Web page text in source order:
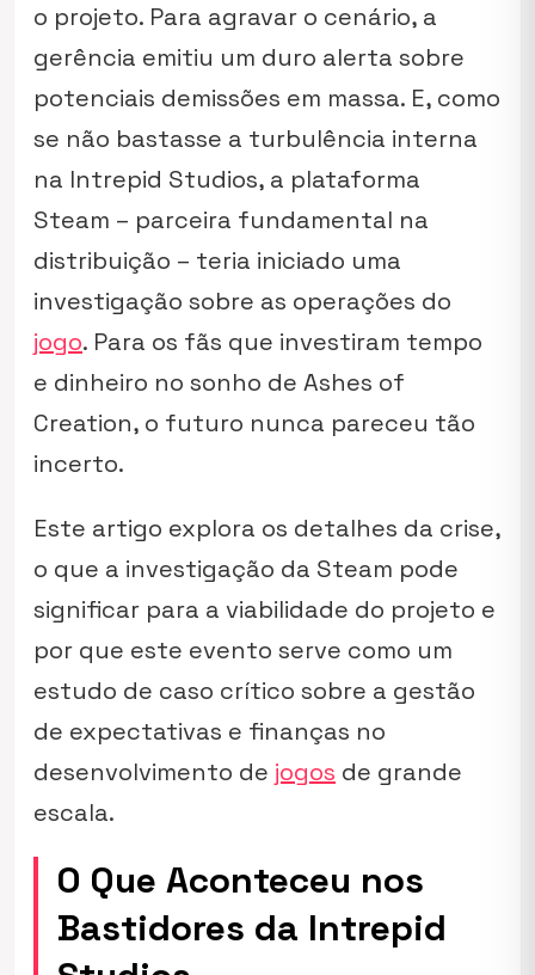
o projeto. Para agravar o cenário, a
gerência emitiu um duro alerta sobre
potenciais demissões em massa. E, como
se não bastasse a turbulência interna
na Intrepid Studios, a plataforma
Steam – parceira fundamental na
distribuição – teria iniciado uma
investigação sobre as operações do
jogo. Para os fãs que investiram tempo
e dinheiro no sonho de Ashes of
Creation, o futuro nunca pareceu tão
incerto.
Este artigo explora os detalhes da crise,
o que a investigação da Steam pode
significar para a viabilidade do projeto e
por que este evento serve como um
estudo de caso crítico sobre a gestão
de expectativas e finanças no
desenvolvimento de jogos de grande
escala.
O Que Aconteceu nos
Bastidores da Intrepid